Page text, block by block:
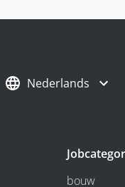
Nederlands
bouw